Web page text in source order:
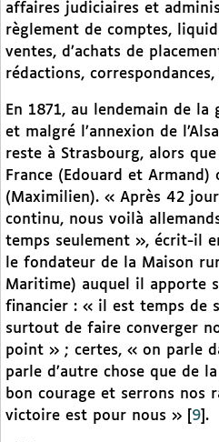
affaires judiciaires et
règlement de comptes,
ventes, d’achats de
rédactions,
En 1871, au lendemain de
et malgré l’annexion de
reste à Strasbourg, alors
France (Edouard et Armand)
(Maximilien). « Après 42
continu, nous voilà
temps seulement », écrit-il
le fondateur de la Maison
Maritime) auquel il apporte
financier : « il est temps de
surtout de faire converger
point » ; certes, « on parle
parle d’autre chose que de
bon courage et serrons nos
victoire est pour nous »
9 .